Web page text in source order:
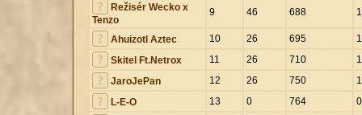
Režisér Wecko x
Tenzo
9 46 688 1
Ahuizotl Aztec 10 26 695
1
Skitel Ft.Netrox
11 26 710
1
JaroJePan
12 26 750
1
L-E-O
13 0 764
0